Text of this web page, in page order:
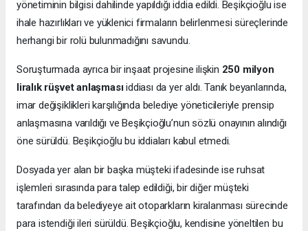
yönetiminin bilgisi dahilinde yapıldığı iddia edildi. Beşikçioğlu ise
ihale hazırlıkları ve yüklenici firmaların belirlenmesi süreçlerinde
herhangi bir rolü bulunmadığını savundu.
Soruşturmada ayrıca bir inşaat projesine ilişkin 250 milyon
liralık rüşvet anlaşmasıiddiası da yer aldı. Tanık beyanlarında,
imar değişiklikleri karşılığında belediye yöneticileriyle prensip
anlaşmasına varıldığı ve Beşikçioğlu’nun sözlü onayının alındığı
öne sürüldü. Beşikçioğlu bu iddiaları kabul etmedi.
Dosyada yer alan bir başka müşteki ifadesinde ise ruhsat
işlemleri sırasında para talep edildiği, bir diğer müşteki
tarafından da belediyeye ait otoparkların kiralanması sürecinde
para istendiği ileri sürüldü. Beşikçioğlu, kendisine yöneltilen bu